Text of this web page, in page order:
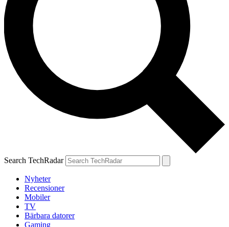
Search TechRadar
Nyheter
Recensioner
Mobiler
TV
Bärbara datorer
Gaming